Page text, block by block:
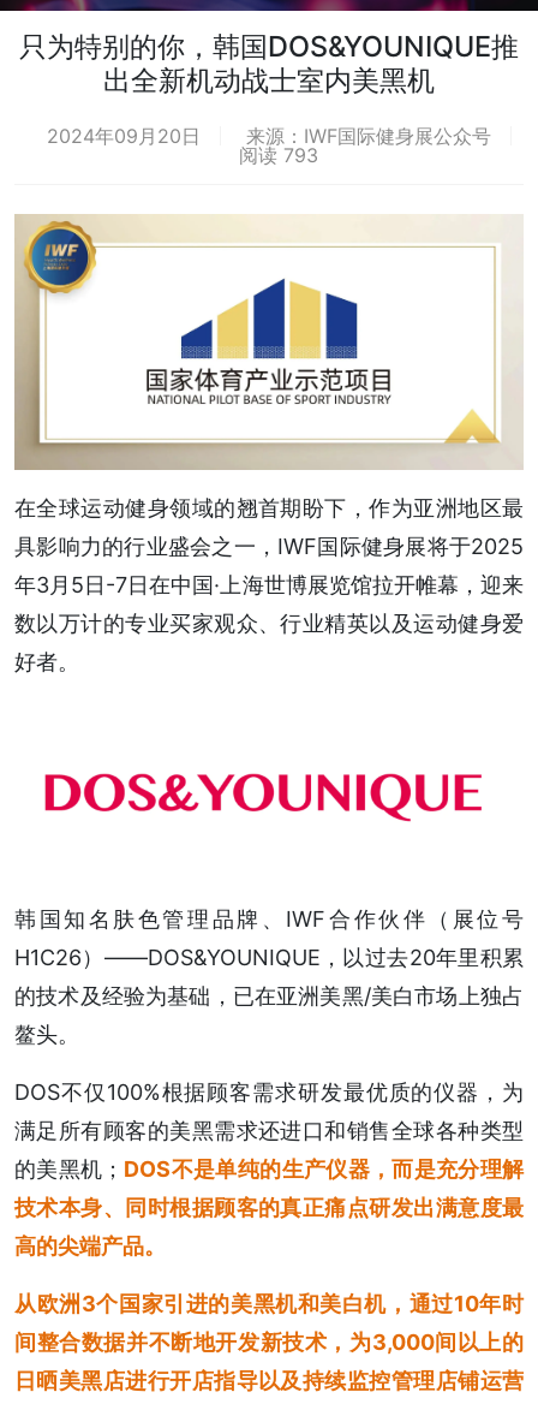
只为特别的你，韩国DOS&YOUNIQUE推
出全新机动战士室内美黑机
2024年09月20日
来源：IWF国际健身展公众号
阅读 793
在全球运动健身领域的翘首期盼下，作为亚洲地区最
具影响力的行业盛会之一，IWF国际健身展将于2025
年3月5日-7日在中国·上海世博展览馆拉开帷幕，迎来
数以万计的专业买家观众、行业精英以及运动健身爱
好者。
韩国知名肤色管理品牌、IWF合作伙伴（展位号
H1C26）——DOS&YOUNIQUE，以过去20年里积累
的技术及经验为基础，已在亚洲美黑/美白市场上独占
鳌头。
DOS不仅100%根据顾客需求研发最优质的仪器，为
满足所有顾客的美黑需求还进口和销售全球各种类型
的美黑机； DOS不是单纯的生产仪器，而是充分理解
技术本身、同时根据顾客的真正痛点研发出满意度最
高的尖端产品。
从欧洲3个国家引进的美黑机和美白机，通过10年时
间整合数据并不断地开发新技术，为3,000间以上的
日晒美黑店进行开店指导以及持续监控管理店铺运营